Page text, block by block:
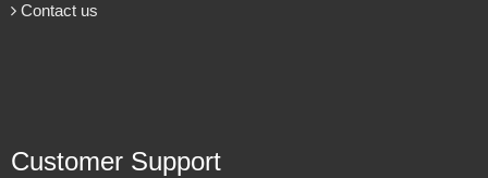
Contact us
Customer Support